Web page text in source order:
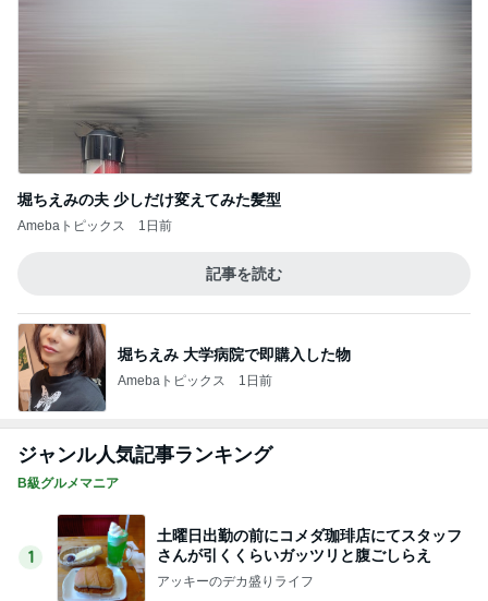
堀ちえみの夫 少しだけ変えてみた髪型
Amebaトピックス 1日前
記事を読む
堀ちえみ 大学病院で即購入した物
Amebaトピックス 1日前
ジャンル人気記事ランキング
B級グルメマニア
1
土曜日出勤の前にコメダ珈琲店にてスタッフ
さんが引くくらいガッツリと腹ごしらえ
アッキーのデカ盛りライフ